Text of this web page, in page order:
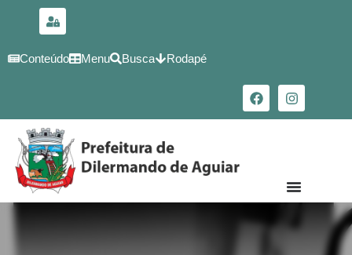
conteúdo
Conteúdo Menu Busca Rodapé